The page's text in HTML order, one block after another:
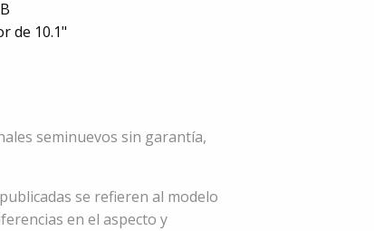
de 10.1"
seminuevos sin garantía,
se refieren al modelo
en el aspecto y